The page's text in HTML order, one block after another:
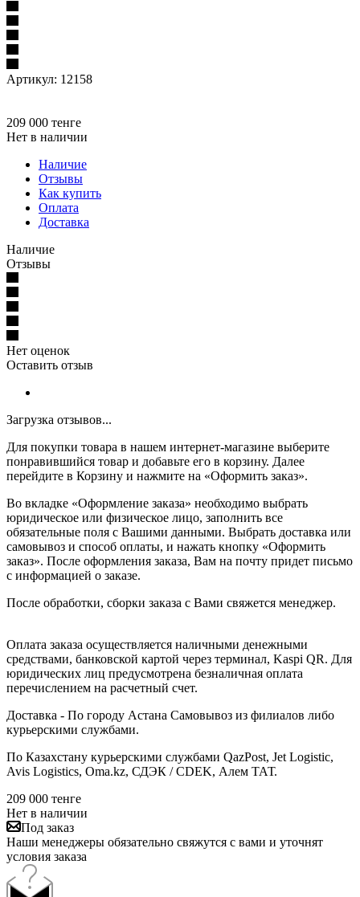
Артикул: 12158
209 000 тенге
Нет в наличии
Наличие
Отзывы
Как купить
Оплата
Доставка
Наличие
Отзывы
Нет оценок
Оставить отзыв
Загрузка отзывов...
Для покупки товара в нашем интернет-магазине выберите
понравившийся товар и добавьте его в корзину. Далее
перейдите в Корзину и нажмите на «Оформить заказ».
Во вкладке «Оформление заказа» необходимо выбрать
юридическое или физическое лицо, заполнить все
обязательные поля с Вашими данными. Выбрать доставка или
самовывоз и способ оплаты, и нажать кнопку «Оформить
заказ». После оформления заказа, Вам на почту придет письмо
с информацией о заказе.
После обработки, сборки заказа с Вами свяжется менеджер.
Оплата заказа осуществляется наличными денежными
средствами, банковской картой через терминал, Kaspi QR. Для
юридических лиц предусмотрена безналичная оплата
перечислением на расчетный счет.
Доставка - По городу Астана Самовывоз из филиалов либо
курьерскими службами.
По Казахстану курьерскими службами QazPost, Jet Logistic,
Avis Logistics, Oma.kz, СДЭК / CDEK, Алем ТАТ.
209 000 тенге
Нет в наличии
Под заказ
Наши менеджеры обязательно свяжутся с вами и уточнят
условия заказа